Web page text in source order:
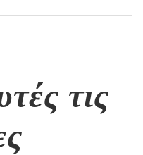
τις